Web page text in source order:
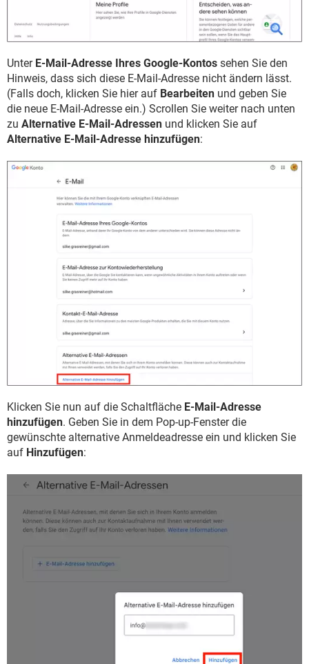
Unter E-Mail-Adresse Ihres Google-Kontos sehen Sie den
Hinweis, dass sich diese E-Mail-Adresse nicht ändern lässt.
(Falls doch, klicken Sie hier auf Bearbeiten und geben Sie
die neue E-Mail-Adresse ein.) Scrollen Sie weiter nach unten
zu Alternative E-Mail-Adressen und klicken Sie auf
Alternative E-Mail-Adresse hinzufügen:
Klicken Sie nun auf die Schaltfläche E-Mail-Adresse
hinzufügen. Geben Sie in dem Pop-up-Fenster die
gewünschte alternative Anmeldeadresse ein und klicken Sie
auf Hinzufügen: